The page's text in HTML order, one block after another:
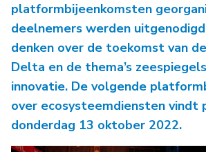
platformbijeenkomsten
deelnemers werden
denken over de toekomst van
Delta en de thema’s
innovatie. De volgende
over ecosysteemdiensten vindt
donderdag 13 oktober 2022.